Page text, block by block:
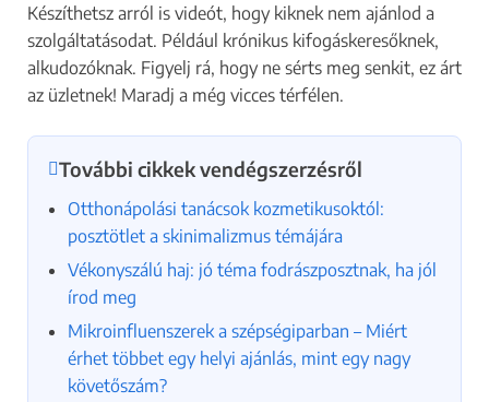
Egyéb szépségipari vállalkozás
Többet is választhatsz.
Hol működik a vállalkozásod?*
Csak a település nevét add meg.
Hogyan tudlak elérni?
Teljes neved
i
n
f
Email címed*
Telefonszámod
Készíthetsz arról is videót, hogy kiknek nem ajánlod a
szolgáltatásodat. Például krónikus kifogáskeresőknek,
alkudozóknak. Figyelj rá, hogy ne sérts meg senkit, ez árt
az üzletnek! Maradj a még vicces térfélen.
További cikkek vendégszerzésről
Otthonápolási tanácsok kozmetikusoktól:
posztötlet a skinimalizmus témájára
Vékonyszálú haj: jó téma fodrászposztnak, ha jól
írod meg
Mikroinfluenszerek a szépségiparban – Miért
érhet többet egy helyi ajánlás, mint egy nagy
követőszám?